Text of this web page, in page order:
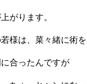
がります。
様は、菜々緒に術
合ったんですが